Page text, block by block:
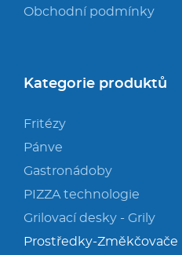
Obchodní podmínky
Kategorie produktů
Fritézy
Pánve
Gastronádoby
PIZZA technologie
Grilovací desky - Grily
Prostředky-Změkčovače